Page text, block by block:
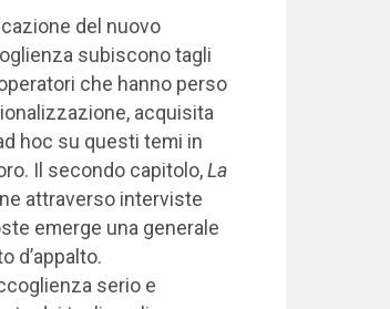
del nuovo
subiscono tagli
che hanno perso
acquisita
hoc su questi temi in
Il secondo capitolo, La
attraverso interviste
emerge una generale
d’appalto.
serio e